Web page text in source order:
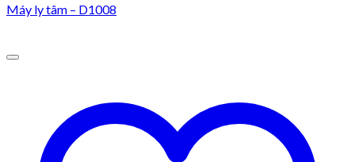
Máy ly tâm – D1008